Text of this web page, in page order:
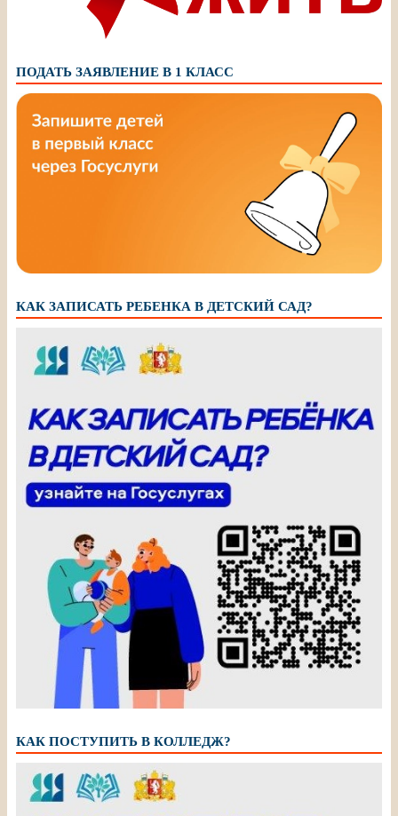
ПОДАТЬ ЗАЯВЛЕНИЕ В 1 КЛАСС
КАК ЗАПИСАТЬ РЕБЕНКА В ДЕТСКИЙ САД?
КАК ПОСТУПИТЬ В КОЛЛЕДЖ?